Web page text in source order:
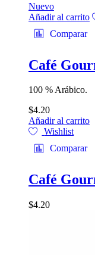
Nuevo
Añadir al carrito
Comparar
Café
100 % Arábico.
$4.20
Añadir al carrito
Wishlist
Comparar
Café
$4.20